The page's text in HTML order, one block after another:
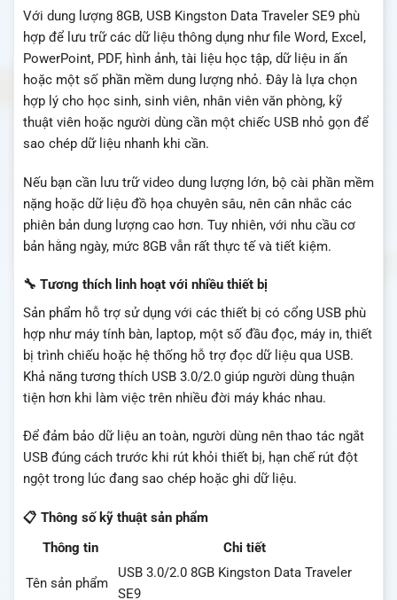
Với dung lượng 8GB, USB Kingston Data Traveler SE9 phù
hợp để lưu trữ các dữ liệu thông dụng như file Word, Excel,
PowerPoint, PDF, hình ảnh, tài liệu học tập, dữ liệu in ấn
hoặc một số phần mềm dung lượng nhỏ. Đây là lựa chọn
hợp lý cho học sinh, sinh viên, nhân viên văn phòng, kỹ
thuật viên hoặc người dùng cần một chiếc USB nhỏ gọn để
sao chép dữ liệu nhanh khi cần.
Nếu bạn cần lưu trữ video dung lượng lớn, bộ cài phần mềm
nặng hoặc dữ liệu đồ họa chuyên sâu, nên cân nhắc các
phiên bản dung lượng cao hơn. Tuy nhiên, với nhu cầu cơ
bản hằng ngày, mức 8GB vẫn rất thực tế và tiết kiệm.
🔧 Tương thích linh hoạt với nhiều thiết bị
Sản phẩm hỗ trợ sử dụng với các thiết bị có cổng USB phù
hợp như máy tính bàn, laptop, một số đầu đọc, máy in, thiết
bị trình chiếu hoặc hệ thống hỗ trợ đọc dữ liệu qua USB.
Khả năng tương thích USB 3.0/2.0 giúp người dùng thuận
tiện hơn khi làm việc trên nhiều đời máy khác nhau.
Để đảm bảo dữ liệu an toàn, người dùng nên thao tác ngắt
USB đúng cách trước khi rút khỏi thiết bị, hạn chế rút đột
ngột trong lúc đang sao chép hoặc ghi dữ liệu.
📋 Thông số kỹ thuật sản phẩm
Thông tin
Chi tiết
Tên sản phẩm
USB 3.0/2.0 8GB Kingston Data Traveler
SE9